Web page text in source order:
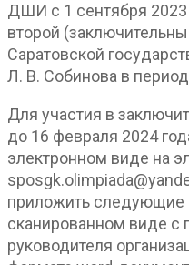
ДШИ с 1 сентября 2023
второй
Саратовской
Л. В. Собинова в
Для участия в
до 16 февраля 2024
электронном виде на
приложить следующие
сканированном виде с
руководителя